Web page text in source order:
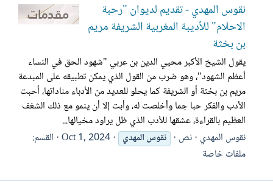
نقوس المهدي - تقديم لديوان "رحبة
الاحلام" للأديبة المغربية الشريفة مريم
بن بخثة
يقول الشيخ الأكبر محيي الدين بن عربي "شهود الحق في النساء
أعظم الشهود"، وهو ضرب من القول الذي يمكن تطبيقه على المبدعة
مريم بن بخثة أو الشريفة كما يحلو للعديد من الأدباء مناداتها، أحبت
الأدب والفكر حبا جما وأخلصت له، وأبت إلا أن ينمو مع ذلك الشغف
العظيم بالقراءة، عشقها للأدب الذي ظل يراود مخيالها...
نقوس المهدي نص نقوسالمهدي Oct 1, 2024 القسم:
ملفات خاصة